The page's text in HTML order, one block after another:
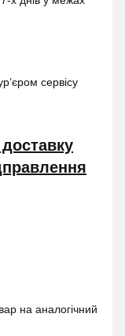
сервісу
на аналогічний